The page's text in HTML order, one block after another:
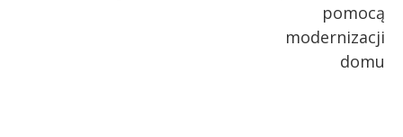
pomocą
modernizacji
domu